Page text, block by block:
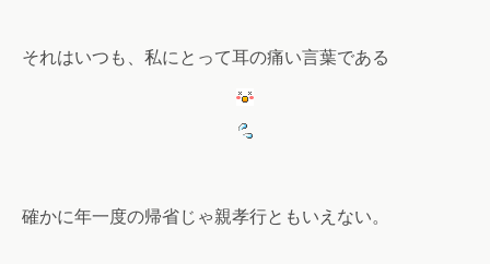
それはいつも、私にとって耳の痛い言葉である
確かに年一度の帰省じゃ親孝行ともいえない。